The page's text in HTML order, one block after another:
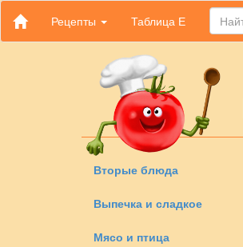
Рецепты Таблица Е
Вторые блюда
Выпечка и сладкое
Мясо и птица